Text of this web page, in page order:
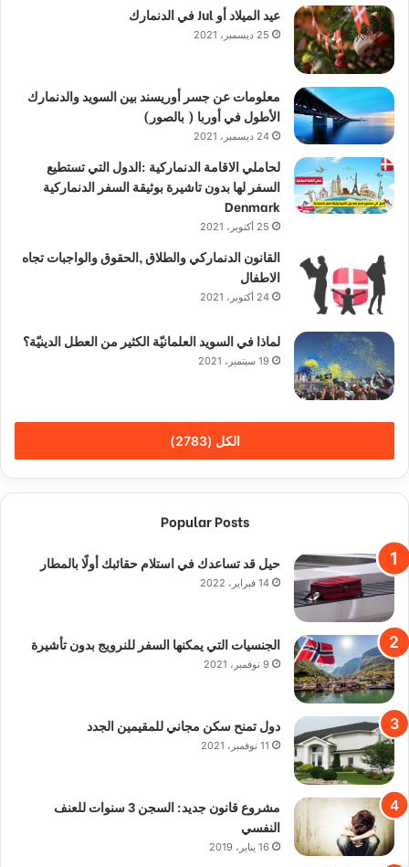
عيد الميلاد أو Jul في الدنمارك
25 ديسمبر، 2021
معلومات عن جسر أوريسند بين السويد والدنمارك
الأطول في أوربا ( بالصور)
24 ديسمبر، 2021
لحاملي الاقامة الدنماركية :الدول التي تستطيع
السفر لها بدون تاشيرة بوثيقة السفر الدنماركية
Denmark
25 أكتوبر، 2021
القانون الدنماركي والطلاق ,الحقوق والواجبات تجاه
الاطفال
24 أكتوبر، 2021
لماذا في السويد العلمانيّة الكثير من العطل الدينيّة؟
19 سبتمبر، 2021
الكل (2783)
Popular Posts
حيل قد تساعدك في استلام حقائبك أولًا بالمطار
14 فبراير، 2022
الجنسيات التي يمكنها السفر للنرويج بدون تأشيرة
9 نوفمبر، 2021
دول تمنح سكن مجاني للمقيمين الجدد
11 نوفمبر، 2021
مشروع قانون جديد: السجن 3 سنوات للعنف
النفسي
16 يناير، 2019